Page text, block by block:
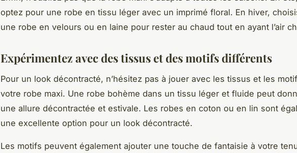
optez pour une robe en tissu léger avec un imprimé floral. En hiver,
une robe en velours ou en laine pour rester au chaud tout en ayant l’air
Expérimentez avec des tissus et des motifs différents
Pour un look décontracté, n’hésitez pas à jouer avec les tissus et les
votre robe maxi. Une robe bohème dans un tissu léger et fluide peut
une allure décontractée et estivale. Les robes en coton ou en lin sont
une excellente option pour un look décontracté.
Les motifs peuvent également ajouter une touche de fantaisie à votre